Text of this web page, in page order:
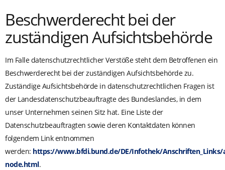
Beschwerderecht bei der
zuständigen Aufsichtsbehörde
Im Falle datenschutzrechtlicher Verstöße steht dem Betroffenen ein
Beschwerderecht bei der zuständigen Aufsichtsbehörde zu.
Zuständige Aufsichtsbehörde in datenschutzrechtlichen Fragen ist
der Landesdatenschutzbeauftragte des Bundeslandes, in dem
unser Unternehmen seinen Sitz hat. Eine Liste der
Datenschutzbeauftragten sowie deren Kontaktdaten können
folgendem Link entnommen
werden: https://www.bfdi.bund.de/DE/Infothek/Anschriften_Links/
node.html.